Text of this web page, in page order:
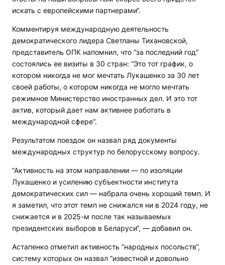
искать с европейскими партнерами“.
Комментируя международную деятельность
демократического лидера Светланы Тихановской,
представитель ОПК напомнил, что “за последний год“
состоялись ее визиты в 30 стран: “Это тот график, о
котором никогда не мог мечтать Лукашенко за 30 лет
своей работы, о котором никогда не могло мечтать
режимное Министерство иностранных дел. И это тот
актив, который дает нам активнее работать в
международной сфере“.
Результатом поездок он назвал ряд документы
международных структур по белорусскому вопросу.
“Активность на этом направлении — по изоляции
Лукашенко и усилению субъектности института
демократических сил — набрала очень хороший темп. И
я заметил, что этот темп не снижался ни в 2024 году, не
снижается и в 2025-м после так называемых
президентских выборов в Беларуси“, — добавил он.
Астапенко отметил активность “народных посольств“,
систему которых он назвал “известной и довольно